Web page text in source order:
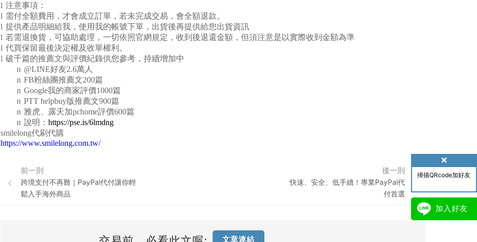
掃描QRcode加好友
加入好友
l 注意事項：
l 需付全額費用，才會成立訂單，若未完成交易，會全額退款。
l 提供產品明細給我，使用我的帳號下單，出貨後再提供給您出貨資訊
l 若需退換貨，可協助處理，一切依照官網規定，收到後退還金額，但須注意是以實際收到金額為準
l 代買保留最後決定權及收單權利。
l 破千篇的推薦文與評價紀錄供您參考，持續增加中
n @LINE好友2.6萬人
n FB粉絲團推薦文200篇
n Google我的商家評價1000篇
n PTT helpbuy版推薦文900篇
n 雅虎、露天加pchome評價600篇
n 說明： https://pse.is/6lmdng
smilelong代刷代購
https://www.smilelong.com.tw/
前一則
跨境支付不再難｜PayPal代付讓你輕
鬆入手海外商品
後一則
快速、安全、低手續！專業PayPal代
付首選
文章連結